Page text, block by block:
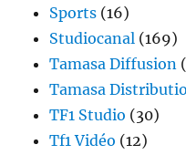
Sports (16)
Studiocanal (169)
Tamasa Diffusion
Tamasa
TF1 Studio (30)
Tf1 Vidéo (12)